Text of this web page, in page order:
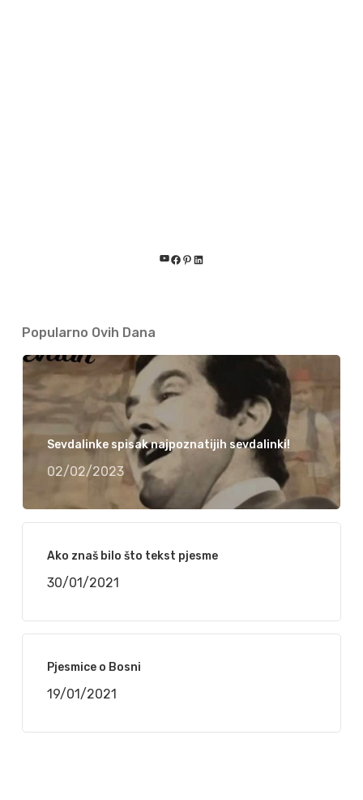
YouTube
Facebook
Pinterest
LinkedIn
Popularno Ovih Dana
Sevdalinke spisak najpoznatijih sevdalinki!
02/02/2023
Ako znaš bilo što tekst pjesme
30/01/2021
Pjesmice o Bosni
19/01/2021